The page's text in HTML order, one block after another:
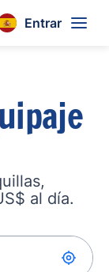
Entrar
al día.